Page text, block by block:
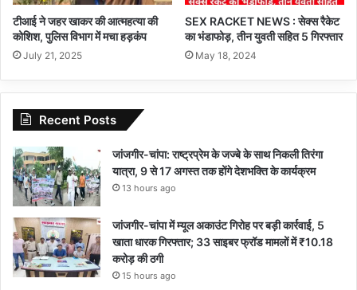
टीआई ने जहर खाकर की आत्महत्या की
कोशिश, पुलिस विभाग में मचा हड़कंप
July 21, 2025
SEX RACKET NEWS : सेक्स रैकेट
का भंडाफोड़, तीन युवती सहित 5 गिरफ्तार
May 18, 2024
Recent Posts
जांजगीर-चांपा: राष्ट्रप्रेम के जज्बे के साथ निकली तिरंगा
यात्रा, 9 से 17 अगस्त तक होंगे देशभक्ति के कार्यक्रम
13 hours ago
जांजगीर-चांपा में म्यूल अकाउंट गिरोह पर बड़ी कार्रवाई, 5
खाता धारक गिरफ्तार; 33 साइबर फ्रॉड मामलों में ₹10.18
करोड़ की ठगी
15 hours ago